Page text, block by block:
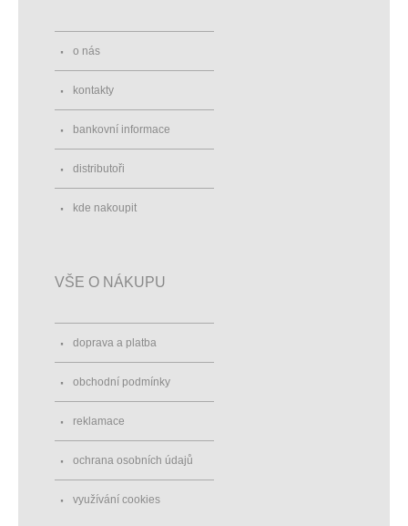
o nás
kontakty
bankovní informace
distributoři
kde nakoupit
VŠE O NÁKUPU
doprava a platba
obchodní podmínky
reklamace
ochrana osobních údajů
využívání cookies